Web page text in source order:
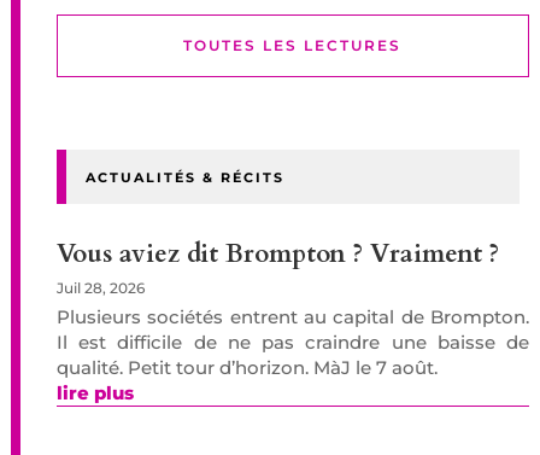
TOUTES LES LECTURES
ACTUALITÉS & RÉCITS
Vous aviez dit Brompton ? Vraiment ?
Juil 28, 2026
Plusieurs sociétés entrent au capital de Brompton.
Il est difficile de ne pas craindre une baisse de
qualité. Petit tour d’horizon. MàJ le 7 août.
lire plus